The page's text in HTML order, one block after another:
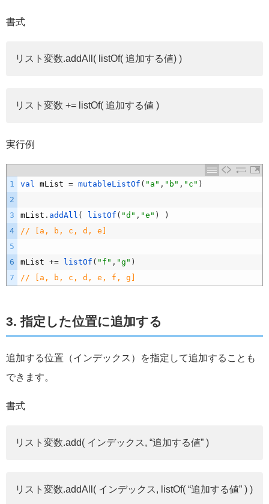
書式
リスト変数.addAll( listOf( 追加する値) )
リスト変数 += listOf( 追加する値 )
実行例
1
2
3
4
5
6
7
val mList = mutableListOf ( "a" , "b" , "c" )
mList . addAll ( listOf ( "d" , "e" )
)
// [a, b, c, d, e]
mList += listOf ( "f" , "g" )
// [a, b, c, d, e, f, g]
3. 指定した位置に追加する
追加する位置（インデックス）を指定して追加することも
できます。
書式
リスト変数.add( インデックス, “追加する値” )
リスト変数.addAll( インデックス, listOf( “追加する値” ) )